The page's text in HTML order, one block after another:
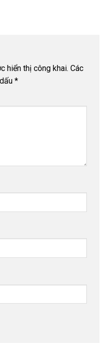
hiển thị công khai. Các
*